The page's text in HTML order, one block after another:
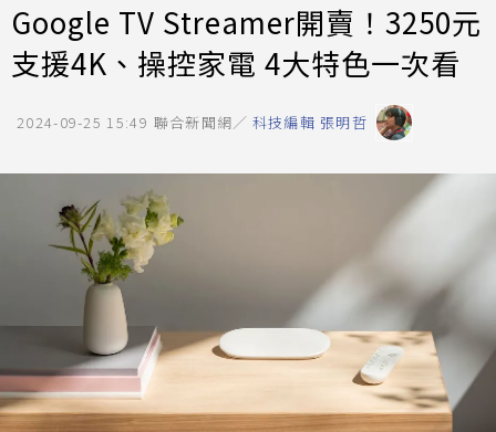
Google TV Streamer開賣！3250元
支援4K、操控家電 4大特色一次看
2024-09-25 15:49 聯合新聞網／ 科技編輯 張明哲